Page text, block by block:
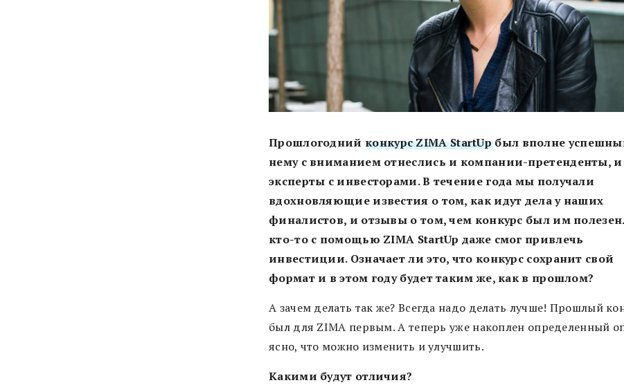
Прошлогодний конкурс ZIMA StartUpбыл вполне
нему с вниманием отнеслись и компании-претенденты, и
эксперты с инвесторами. В течение года мы получали
вдохновляющие известия о том, как идут дела у наших
финалистов, и отзывы о том, чем конкурс был им
кто-то с помощью ZIMA StartUp даже смог привлечь
инвестиции. Означает ли это, что конкурс сохранит свой
формат и в этом году будет таким же, как в прошлом?
А зачем делать так же? Всегда надо делать лучше! Прошлый
был для ZIMA первым. А теперь уже накоплен определенный
ясно, что можно изменить и улучшить.
Какими будут отличия?